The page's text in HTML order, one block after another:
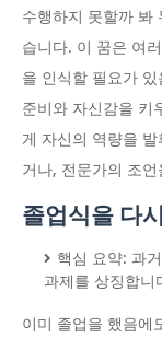
수행하지 못할까 봐
습니다. 이 꿈은 여
을 인식할 필요가
준비와 자신감을 키
게 자신의 역량을
거나, 전문가의 조
졸업식을 다
핵심 요약: 과
과제를 상징합니
이미 졸업을 했음에